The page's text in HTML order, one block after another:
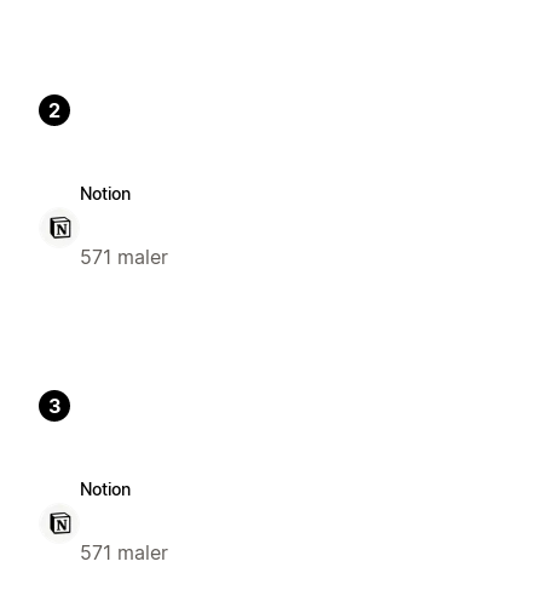
2
Notion
571 maler
3
Notion
571 maler